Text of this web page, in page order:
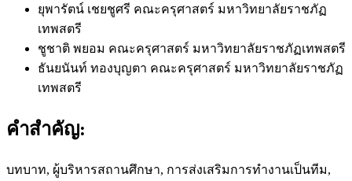
ยุพารัตน์ เชยชูศรี คณะครุศาสตร์ มหาวิทยาลัยราชภัฏ
เทพสตรี
ชูชาติ พยอม คณะครุศาสตร์ มหาวิทยาลัยราชภัฏเทพสตรี
ธันยนันท์ ทองบุญตา คณะครุศาสตร์ มหาวิทยาลัยราชภัฏ
เทพสตรี
คำสำคัญ:
บทบาท, ผู้บริหารสถานศึกษา, การส่งเสริมการทำงานเป็นทีม,